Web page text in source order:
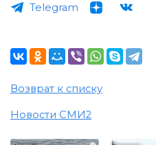
Telegram
Возврат к списку
Новости СМИ2